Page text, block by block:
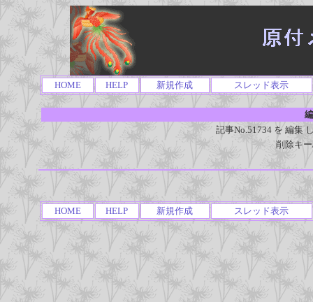
HOME HELP 新規作成 スレッド表示
記事No.51734 を 編集
削除キ
HOME HELP 新規作成 スレッド表示